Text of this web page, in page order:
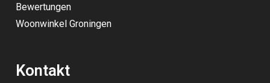
Bewertungen
Woonwinkel Groningen
Kontakt